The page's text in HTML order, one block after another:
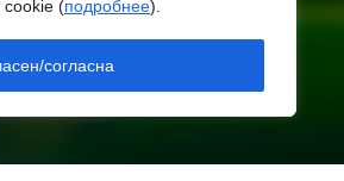
cookie (подробнее).
согласна